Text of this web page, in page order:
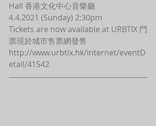
Hall 香港文化中心音樂廳
4.4.2021 (Sunday) 2:30pm
Tickets are now available at URBTIX 門
票現於城市售票網發售
http://www.urbtix.hk/internet/eventD
etail/41542